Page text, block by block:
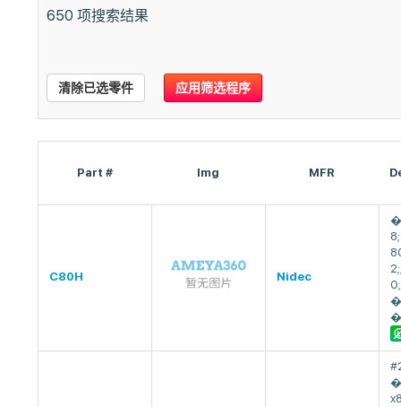
650 项搜索结果
清除已选零件 应用筛选程序
Part # Img MFR
C80H Nidec